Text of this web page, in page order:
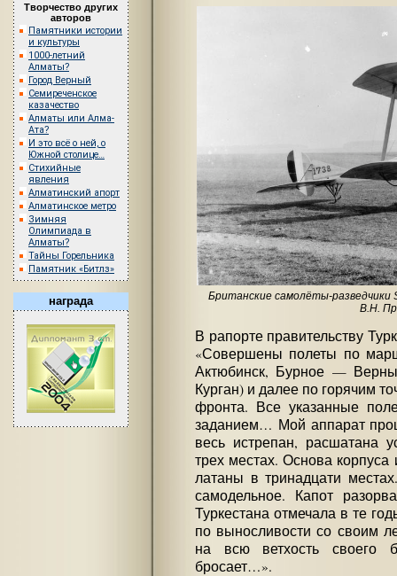
Творчество других
авторов
Памятники истории
и культуры
1000-летний
Алматы?
Город Верный
Семиреченское
казачество
Алматы или Алма-
Ата?
И это всё о ней, о
Южной столице…
Стихийные
явления
Алматинский апорт
Алматинское метро
Зимняя
Олимпиада в
Алматы?
Тайны Горельника
Памятник «Битлз»
награда
Британские самолёты-разведчики
В.Н.
В рапорте правительству
«Совершены полеты по
Актюбинск, Бурное —
Курган) и далее по горячим
фронта. Все указанные
заданием… Мой аппарат
весь истрепан, расшатана
трех местах. Основа
латаны в тринадцати
самодельное. Капот
Туркестана отмечала в те
по выносливости со своим
на всю ветхость своего
бросает…».